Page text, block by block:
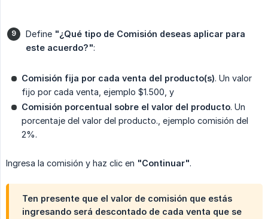
Define "¿Qué tipo de Comisión deseas aplicar para
este acuerdo?":
Comisión fija por cada venta del producto(s). Un valor
fijo por cada venta, ejemplo $1.500, y
Comisión porcentual sobre el valor del producto. Un
porcentaje del valor del producto., ejemplo comisión del
2%.
Ingresa la comisión y haz clic en "Continuar".
Ten presente que el valor de comisión que estás
ingresando será descontado de cada venta que se